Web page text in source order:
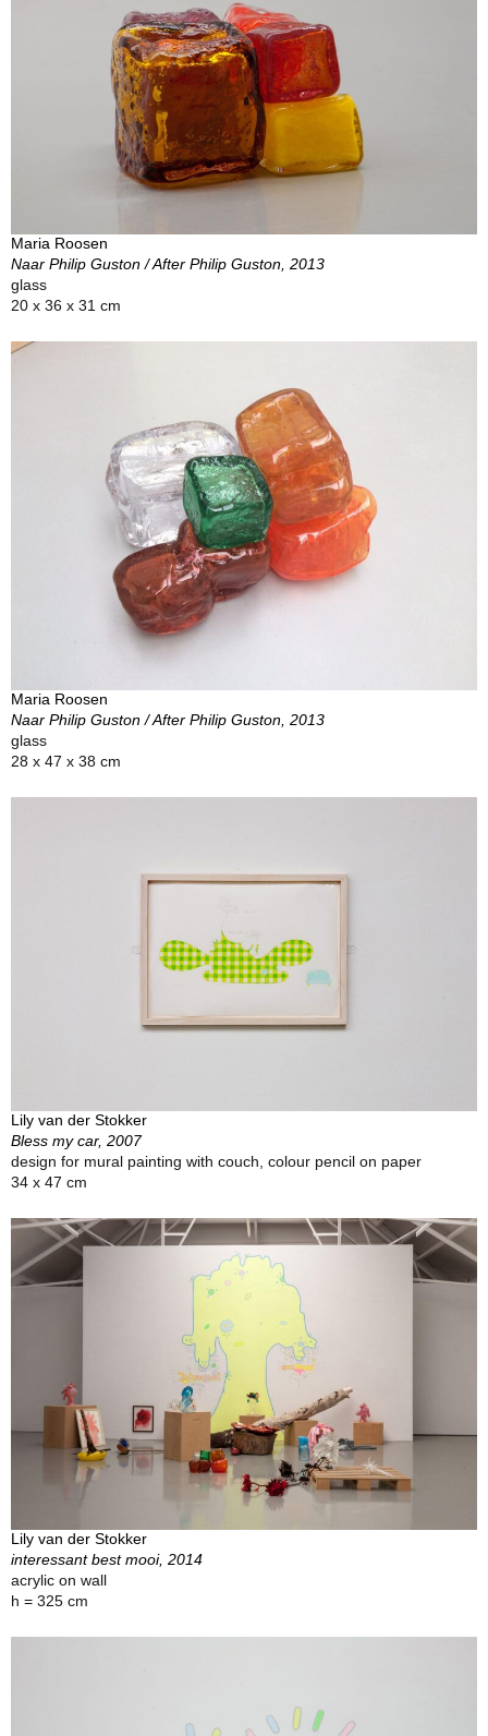
Maria Roosen
Naar Philip Guston / After Philip Guston, 2013
glass
20 x 36 x 31 cm
Maria Roosen
Naar Philip Guston / After Philip Guston, 2013
glass
28 x 47 x 38 cm
Lily van der Stokker
Bless my car, 2007
design for mural painting with couch, colour pencil on paper
34 x 47 cm
Lily van der Stokker
interessant best mooi, 2014
acrylic on wall
h = 325 cm